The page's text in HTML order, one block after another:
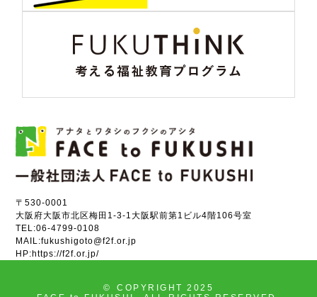
〒530-0001
大阪府大阪市北区梅田1-3-1大阪駅前第1ビル4階106号室
TEL:06-4799-0108
MAIL:fukushigoto@f2f.or.jp
HP:https://f2f.or.jp/
©
COPYRIGHT 2025